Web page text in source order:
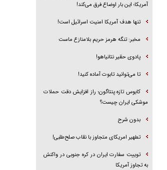
آمریکا؛ این بار اوضاع فرق می‌کند!
تنها هدف آمریکا امنیت اسرائیل است!
مخبر: تنگه هرمز حریم بلامنازع ماست
پادوی حقیر نتانیاهو!
تا می‌توانید تابوت آماده کنید!
کابوس تازه پنتاگون؛ راز افزایش دقت حملات
موشکی ایران چیست؟
بدون شرح
تطهیر امریکای متجاوز با نقاب صلح‌طلبی!
توییت سفارت ایران در کره جنوبی در واکنش
به تجاوز آمریکا